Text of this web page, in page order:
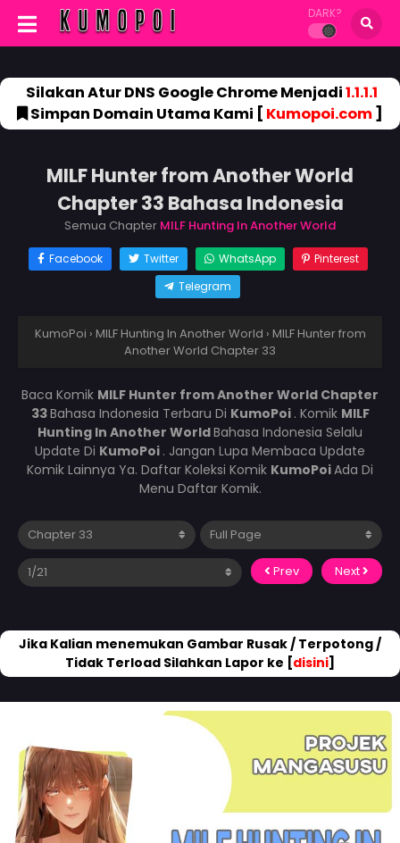
DARK?
Silakan Atur DNS Google Chrome Menjadi1.1.1.1
Simpan Domain Utama Kami [ Kumopoi.com]
MILF Hunter from Another World
Chapter 33 Bahasa Indonesia
Semua Chapter MILF Hunting In Another World
Facebook Twitter WhatsApp
Pinterest
Telegram
KumoPoi › MILF Hunting In Another World › MILF Hunter from
Another World Chapter 33
Baca Komik MILF Hunter from Another World Chapter
33Bahasa Indonesia Terbaru Di KumoPoi . Komik MILF
Hunting In Another WorldBahasa Indonesia Selalu
Update Di KumoPoi . Jangan Lupa Membaca Update
Komik Lainnya Ya. Daftar Koleksi Komik KumoPoiAda Di
Menu Daftar Komik.
Prev Next
Jika Kalian menemukan Gambar Rusak / Terpotong /
Tidak Terload Silahkan Lapor ke [disini]